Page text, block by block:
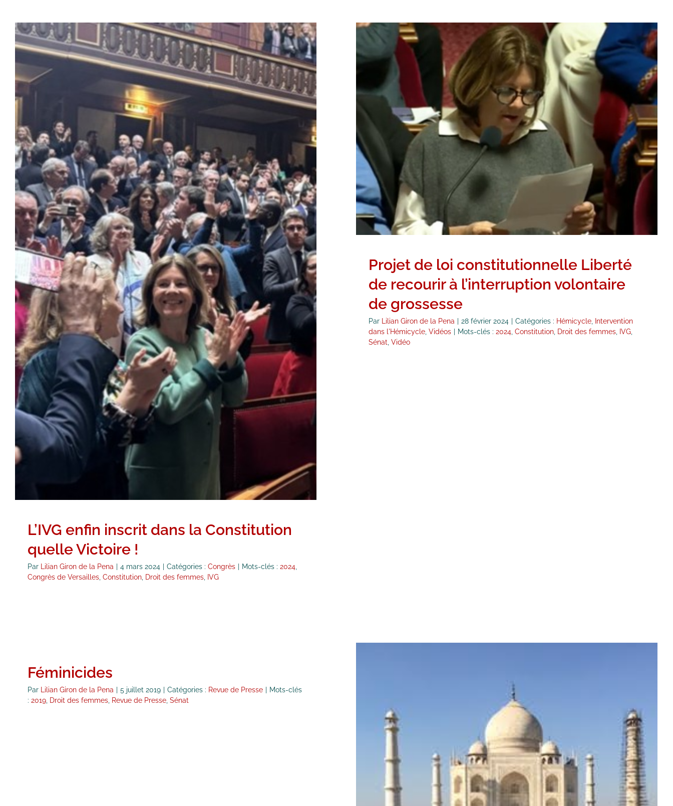
L’IVG enfin inscrit dans la Constitution quelle Victoire !
Congrès
L’IVG enfin inscrit dans la Constitution
quelle Victoire !
Par Lilian Giron de la Pena 4 mars 2024 Catégories : Congrès Mots-clés : 2024
Congrès de Versailles Constitution Droit des femmes IVG
Projet de loi constitutionnelle Liberté de recourir à
l’interruption volontaire de grossesse
Hémicycle Intervention dans l'Hémicycle Vidéos
Projet de loi constitutionnelle Liberté
de recourir à l’interruption volontaire
de grossesse
Par Lilian Giron de la Pena 28 février 2024 Catégories : Hémicycle
Intervention
dans l'Hémicycle Vidéos Mots-clés : 2024 Constitution Droit des femmes IVG
Sénat Vidéo
Féminicides
Par Lilian Giron de la Pena 5 juillet 2019 Catégories : Revue de Presse
Mots-clés
: 2019 Droit des femmes Revue de Presse Sénat